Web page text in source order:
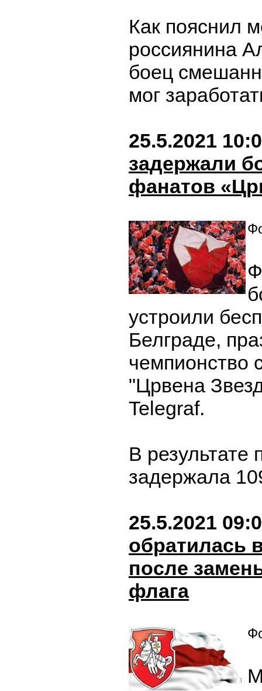
Как пояснил
россиянина
боец
мог
25.5.2021
задержали
фанатов
устроили
Белграде,
чемпионство
"Црвена
Telegraf.
В результате
задержала
25.5.2021
обратилась
после
флага